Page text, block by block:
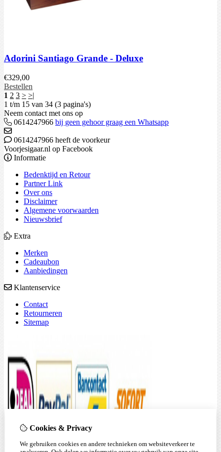
Adorini Santiago Grande - Deluxe
€329,00
Bestellen
1 2 3 > >|
1 t/m 15 van 34 (3 pagina's)
Neem contact met ons op
0614247966 bij geen gehoor graag een Whatsapp
0614247966 heeft de voorkeur
Voorjesigaar.nl op Facebook
Informatie
Bedenktijd en Retour
Partner Link
Over ons
Disclaimer
Algemene voorwaarden
Nieuwsbrief
Extra
Merken
Cadeaubon
Aanbiedingen
Klantenservice
Contact
Retourneren
Sitemap
Cookies & Privacy
We gebruiken cookies en andere technieken om websiteverkeer te